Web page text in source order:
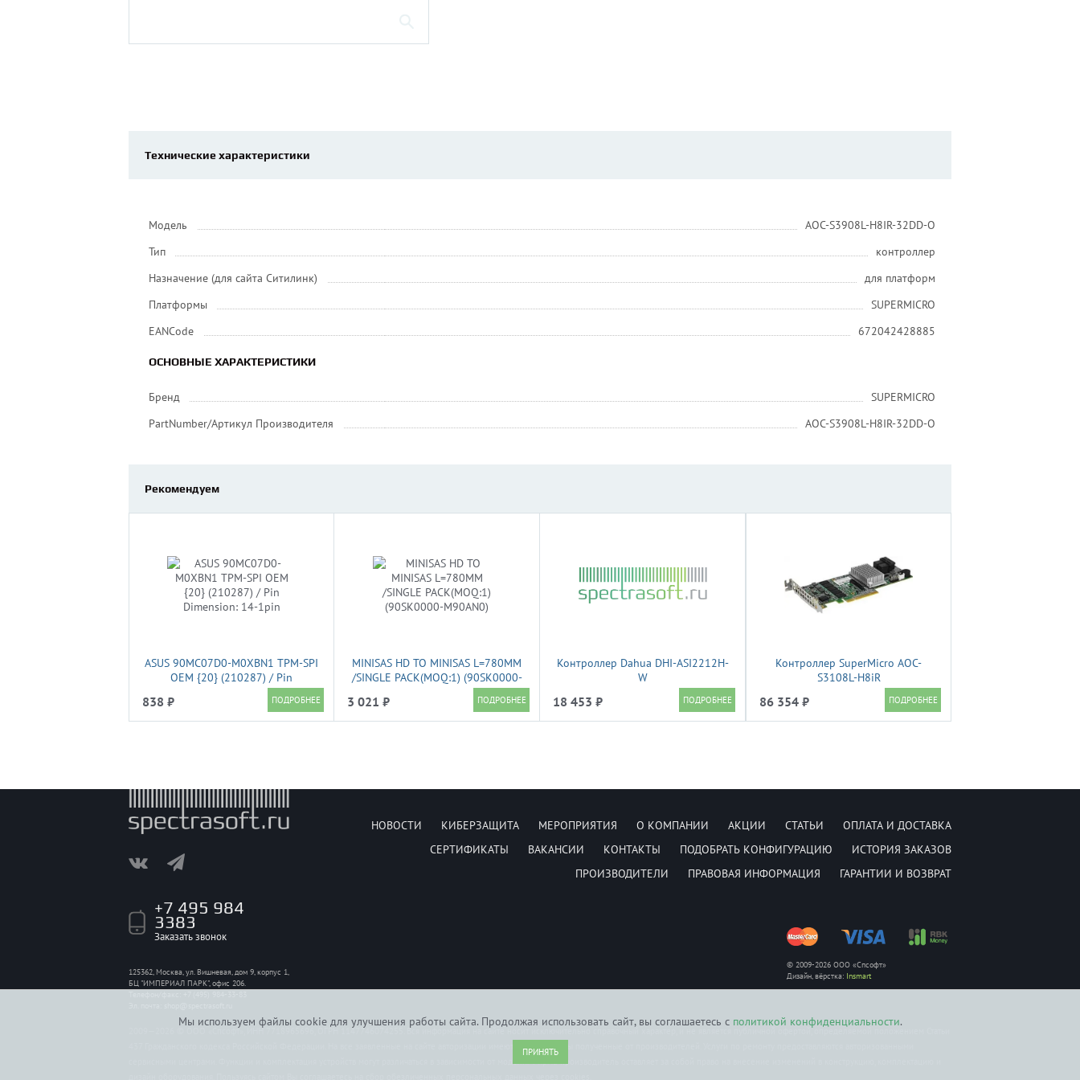
Мы используем файлы cookie для улучшения работы сайта. Продолжая использовать сайт, вы соглашаетесь с политикой конфиденциальности.
ПРИНЯТЬ
Технические характеристики
Модель
AOC-S3908L-H8IR-32DD-O
Тип
контроллер
Назначение (для сайта Ситилинк)
для платформ
Платформы
SUPERMICRO
EANCode
672042428885
ОСНОВНЫЕ ХАРАКТЕРИСТИКИ
Бренд
SUPERMICRO
PartNumber/Артикул Производителя
AOC-S3908L-H8IR-32DD-O
Рекомендуем
ASUS 90MC07D0-M0XBN1 TPM-SPI
OEM {20} (210287) / Pin
Dimension: 14-1pin
838 ₽
MINISAS HD TO MINISAS L=780MM
/SINGLE PACK(MOQ:1) (90SK0000-
3 021 ₽
Контроллер Dahua DHI-ASI2212H-
W
18 453 ₽
Контроллер SuperMicro AOC-
S3108L-H8iR
86 354 ₽
+7 495 984
3383
Заказать звонок
125362, Москва, ул. Вишневая, дом 9, корпус 1,
БЦ "ИМПЕРИАЛ ПАРК", офис 206.
НОВОСТИ КИБЕРЗАЩИТА МЕРОПРИЯТИЯ О КОМПАНИИ АКЦИИ СТАТЬИ
ОПЛАТА И ДОСТАВКА
СЕРТИФИКАТЫ
ВАКАНСИИ КОНТАКТЫ ПОДОБРАТЬ КОНФИГУРАЦИЮ
ИСТОРИЯ ЗАКАЗОВ
ПРОИЗВОДИТЕЛИ
ПРАВОВАЯ ИНФОРМАЦИЯ ГАРАНТИИ И ВОЗВРАТ
© 2009-2026 ООО «Спсофт»
Дизайн, вёрстка: Insmart
2009—2026 © ООО «Спсофт», ИНН 7718965696, ОГРН 1147746074255. Вся информация на сайте носит исключительно справочный характер, и не является публичной офертой, определяемой положением Статьи
437 Гражданского кодекса Российской Федерации. На все заявленные на сайте авторизации имеются сертификаты полученные от производителей. Услуги по ремонту предоставляются авторизованными
сервисными центрами. Функции и комплектация устройств могут различаться в зависимости от модели. Фирма-производитель оставляет за собой право на внесение изменений в конструкцию, комплектацию и